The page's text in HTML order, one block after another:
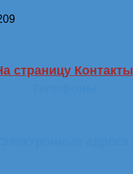
страницу Контакты